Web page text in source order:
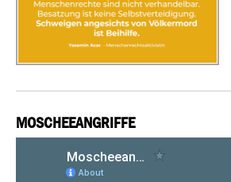
MOSCHEEANGRIFFE